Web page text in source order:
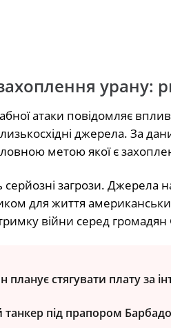
урану:
атаки повідомляє
джерела. За
метою якої є
серйозні загрози.
для життя
війни серед
стягувати плату за
під прапором